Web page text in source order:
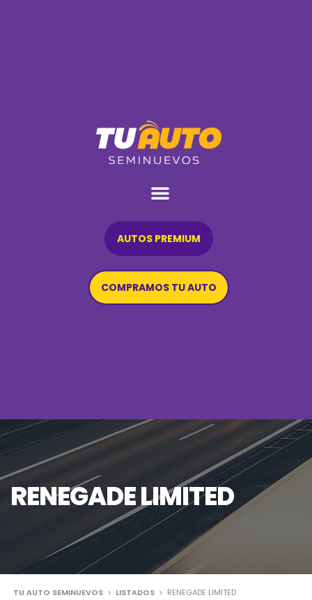
AUTOS PREMIUM
COMPRAMOS TU AUTO
RENEGADE LIMITED
TU AUTO SEMINUEVOS > LISTADOS > RENEGADE LIMITED